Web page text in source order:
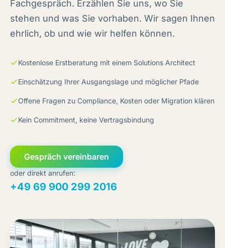
Fachgespräch. Erzählen Sie uns, wo Sie
stehen und was Sie vorhaben. Wir sagen Ihnen
ehrlich, ob und wie wir helfen können.
Kostenlose Erstberatung mit einem Solutions Architect
Einschätzung Ihrer Ausgangslage und möglicher Pfade
Offene Fragen zu Compliance, Kosten oder Migration klären
Kein Commitment, keine Vertragsbindung
Gespräch vereinbaren
oder direkt anrufen:
+49 69 900 299 2016